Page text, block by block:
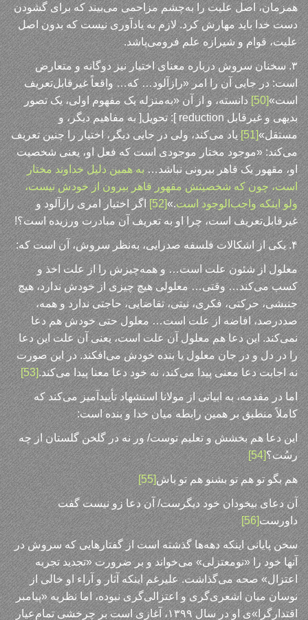
همزمان، اصل علیت را به‌چشم مزاحمی می‌بیند که برای گشودن
دست خدا باید مهارش کرد. لازم به یادآوری نیست که بدون اصل
علیت، قوام و شیرازه علم فرومی‌پاشد.
۳. سخنان سروش درباره معنای اختیار نیز دوگانه و متعارض
است: در جایی آن را امر «رازآلود… که… واقعاً غیرقابل‌تعریف
است»[50]
دانسته، و از آن «به‌منزله یک مفهوم اولی، یک تصور
بدیهی و غیرقابل reduction ]: تحویل[ به مفاهیم دیگر، و
مستقل»[51]
یاد می‌کند، ولی در جایی دیگر، اختیار را چنین تعریف
می‌کند: «موجود مختار موجودی است که فعل او، یعنی شخصیت
او، مقهور یک قاهر بیرونی نباشد…به همین دلیل خداوند مختار
است، چون که شخصیتش مقهور قاهر بیرون از خودش نیست،
ولو اینکه واجب‌الوجود است.»
[52]
اگر اختیار امری رازآلود و
غیرقابل‌تعریف است، چرا او به تعریف آن مبادرت ورزیده است؟!
۴. یکی از اشکالات فلسفه صدرایی، به‌نظر سروش، آن است که:
معلول از شئون علت است… و همه‌چیزش را از علت اخذ و
کسب می‌کند… وقتی… معلولی هیچ چیزی از خودش ندارد، هیچ
جنبشی، حرکتی، فکری، نیتی، تقاضایی، حاجتی ندارد و همه،
صددرصد، افاضه از علت است… معلول حتی خودش هم دعا
نمی‌کند. این دعا هم معلول آن علت است، یعنی آن علت این دعا
را در دل و در جان معلول یا بنده خودش می‌افکند. در این صورت
نه اجابت دعا معنی پیدا می‌کند، نه خود دعا معنا پیدا می‌کند.[53]
اما در مقدمه، به ابیاتی از مولانا استشهاد تأییدآمیز می‌کند که
کاملاً منطبق بر همین رابطه میان خدا و بنده است:
این دعا هم بخشش و تعلیم توست/ ور نه در گلخن گلستان از چه
رسُت؟[54]
هم بگو تو هم تو بشنو هم تو باش[55]
آن دعای بیخودان خود دیگرست/ آن دعا زو نیست گفت
داورست[56]
سخن پایانی اینکه دهه‌ها گذشته است از گفتارهایی که سروش در
آنها خود را «نومعتزلی» می‌خواند و بر ضرورت «تجدید تجربه
اعتزال» صحه می‌گذاشت. علیرغم اینکه آثار و آراء او خالی از
نوسان میان اشعری‌گری و اعتزالی‌گری نبوده، اما نظریه «پیامبر
اقتدارگرا»ی او در سال ۱۳۹۹، آغازی است بر چرخشی تمام‌عیار